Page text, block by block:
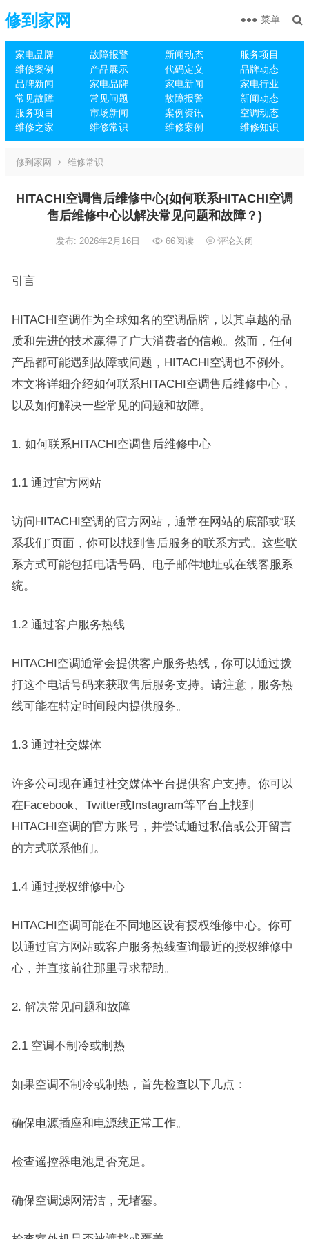
修到家网
家电品牌 故障报警 新闻动态
服务项目
维修案例
产品展示 代码定义
品牌动态
品牌新闻
家电品牌 家电新闻
家电行业
常见故障
常见问题 故障报警
新闻动态
服务项目
市场新闻 案例资讯
空调动态
维修之家
维修常识 维修案例 维修知识
菜单
修到家网 维修常识
HITACHI空调售后维修中心(如何联系HITACHI空调
售后维修中心以解决常见问题和故障？)
发布: 2026年2月16日 66阅读 评论关闭
引言
HITACHI空调作为全球知名的空调品牌，以其卓越的品
质和先进的技术赢得了广大消费者的信赖。然而，任何
产品都可能遇到故障或问题，HITACHI空调也不例外。
本文将详细介绍如何联系HITACHI空调售后维修中心，
以及如何解决一些常见的问题和故障。
1. 如何联系HITACHI空调售后维修中心
1.1 通过官方网站
访问HITACHI空调的官方网站，通常在网站的底部或“联
系我们”页面，你可以找到售后服务的联系方式。这些联
系方式可能包括电话号码、电子邮件地址或在线客服系
统。
1.2 通过客户服务热线
HITACHI空调通常会提供客户服务热线，你可以通过拨
打这个电话号码来获取售后服务支持。请注意，服务热
线可能在特定时间段内提供服务。
1.3 通过社交媒体
许多公司现在通过社交媒体平台提供客户支持。你可以
在Facebook、Twitter或Instagram等平台上找到
HITACHI空调的官方账号，并尝试通过私信或公开留言
的方式联系他们。
1.4 通过授权维修中心
HITACHI空调可能在不同地区设有授权维修中心。你可
以通过官方网站或客户服务热线查询最近的授权维修中
心，并直接前往那里寻求帮助。
2. 解决常见问题和故障
2.1 空调不制冷或制热
如果空调不制冷或制热，首先检查以下几点：
确保电源插座和电源线正常工作。
检查遥控器电池是否充足。
确保空调滤网清洁，无堵塞。